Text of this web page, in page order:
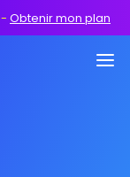
- Obtenir mon plan